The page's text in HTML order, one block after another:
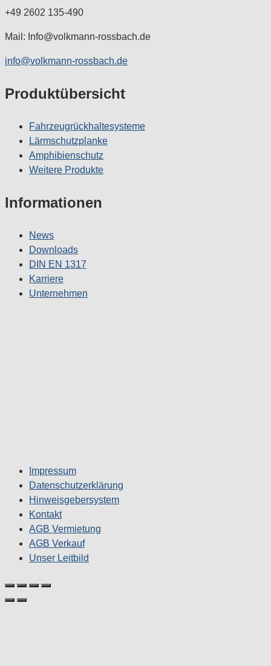
+49 2602 135-490
Mail: Info@volkmann-rossbach.de
info@volkmann-rossbach.de
Produktübersicht
Fahrzeugrückhaltesysteme
Lärmschutzplanke
Amphibienschutz
Weitere Produkte
Informationen
News
Downloads
DIN EN 1317
Karriere
Unternehmen
Impressum
Datenschutzerklärung
Hinweisgebersystem
Kontakt
AGB Vermietung
AGB Verkauf
Unser Leitbild